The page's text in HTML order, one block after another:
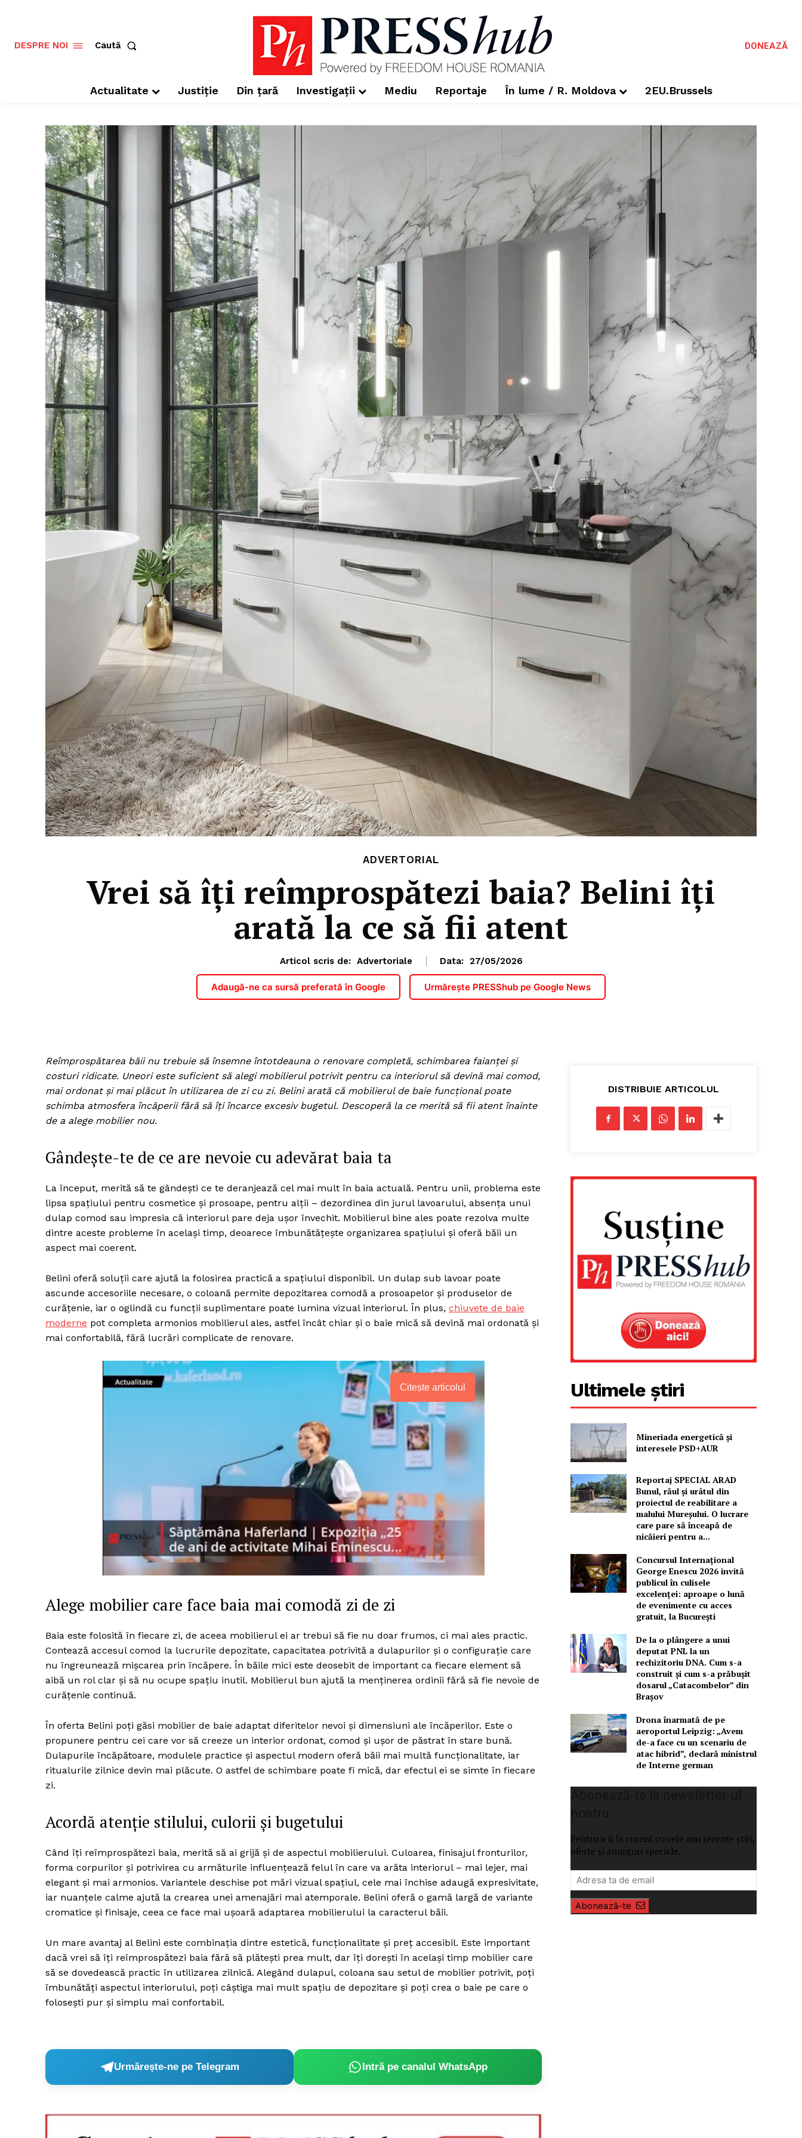
PRESShub
Despre noi / Echipa
Rețea
Contact
DESPRE NOI Caută DONEAZĂ
Actualitate Justiție Din țară Investigații Mediu Reportaje În lume / R. Moldova 2EU.Brussels
ADVERTORIAL
Vrei să îți reîmprospătezi baia? Belini îți
arată la ce să fii atent
Articol scris de: Advertoriale Data: 27/05/2026
Adaugă-ne ca sursă preferată în Google Urmărește PRESShub pe Google News
Reîmprospătarea băii nu trebuie să însemne întotdeauna o renovare completă, schimbarea faianței și
costuri ridicate. Uneori este suficient să alegi mobilierul potrivit pentru ca interiorul să devină mai comod,
mai ordonat și mai plăcut în utilizarea de zi cu zi. Belini arată că mobilierul de baie funcțional poate
schimba atmosfera încăperii fără să îți încarce excesiv bugetul. Descoperă la ce merită să fii atent înainte
de a alege mobilier nou.
Gândește-te de ce are nevoie cu adevărat baia ta
La început, merită să te gândești ce te deranjează cel mai mult în baia actuală. Pentru unii, problema este
lipsa spațiului pentru cosmetice și prosoape, pentru alții – dezordinea din jurul lavoarului, absența unui
dulap comod sau impresia că interiorul pare deja ușor învechit. Mobilierul bine ales poate rezolva multe
dintre aceste probleme în același timp, deoarece îmbunătățește organizarea spațiului și oferă băii un
aspect mai coerent.
Belini oferă soluții care ajută la folosirea practică a spațiului disponibil. Un dulap sub lavoar poate
ascunde accesoriile necesare, o coloană permite depozitarea comodă a prosoapelor și produselor de
curățenie, iar o oglindă cu funcții suplimentare poate lumina vizual interiorul. În plus, chiuvete de baie
moderne pot completa armonios mobilierul ales, astfel încât chiar și o baie mică să devină mai ordonată și
mai confortabilă, fără lucrări complicate de renovare.
Citește articolul
Alege mobilier care face baia mai comodă zi de zi
Baia este folosită în fiecare zi, de aceea mobilierul ei ar trebui să fie nu doar frumos, ci mai ales practic.
Contează accesul comod la lucrurile depozitate, capacitatea potrivită a dulapurilor și o configurație care
nu îngreunează mișcarea prin încăpere. În băile mici este deosebit de important ca fiecare element să
aibă un rol clar și să nu ocupe spațiu inutil. Mobilierul bun ajută la menținerea ordinii fără să fie nevoie de
curățenie continuă.
În oferta Belini poți găsi mobilier de baie adaptat diferitelor nevoi și dimensiuni ale încăperilor. Este o
propunere pentru cei care vor să creeze un interior ordonat, comod și ușor de păstrat în stare bună.
Dulapurile încăpătoare, modulele practice și aspectul modern oferă băii mai multă funcționalitate, iar
ritualurile zilnice devin mai plăcute. O astfel de schimbare poate fi mică, dar efectul ei se simte în fiecare
zi.
Acordă atenție stilului, culorii și bugetului
Când îți reîmprospătezi baia, merită să ai grijă și de aspectul mobilierului. Culoarea, finisajul fronturilor,
forma corpurilor și potrivirea cu armăturile influențează felul în care va arăta interiorul – mai lejer, mai
elegant și mai armonios. Variantele deschise pot mări vizual spațiul, cele mai închise adaugă expresivitate,
iar nuanțele calme ajută la crearea unei amenajări mai atemporale. Belini oferă o gamă largă de variante
cromatice și finisaje, ceea ce face mai ușoară adaptarea mobilierului la caracterul băii.
Un mare avantaj al Belini este combinația dintre estetică, funcționalitate și preț accesibil. Este important
dacă vrei să îți reîmprospătezi baia fără să plătești prea mult, dar îți dorești în același timp mobilier care
să se dovedească practic în utilizarea zilnică. Alegând dulapul, coloana sau setul de mobilier potrivit, poți
îmbunătăți aspectul interiorului, poți câștiga mai mult spațiu de depozitare și poți crea o baie pe care o
folosești pur și simplu mai confortabil.
Urmărește-ne pe Telegram Intră pe canalul WhatsApp
DISTRIBUIE ARTICOLUL
Ultimele știri
Mineriada energetică și
interesele PSD+AUR
Reportaj SPECIAL ARAD
Bunul, răul și urâtul din
proiectul de reabilitare a
malului Mureșului. O lucrare
care pare să înceapă de
nicăieri pentru a...
Concursul Internațional
George Enescu 2026 invită
publicul în culisele
excelenței: aproape o lună
de evenimente cu acces
gratuit, la București
De la o plângere a unui
deputat PNL la un
rechizitoriu DNA. Cum s-a
construit și cum s-a prăbușit
dosarul „Catacombelor” din
Brașov
Drona înarmată de pe
aeroportul Leipzig: „Avem
de-a face cu un scenariu de
atac hibrid”, declară ministrul
de Interne german
Pentru a fi la curent cu cele mai recente știri,
oferte și anunțuri speciale.
Abonează-te